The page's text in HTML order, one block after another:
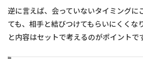
逆に言えば、会っていないタイミングに
ても、相手と結びつけてもらいにくくな
と内容はセットで考えるのがポイントで